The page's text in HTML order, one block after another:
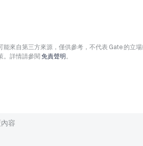
能來自第三方來源，僅供參考，不代表 Gate 的立
。詳情請參閱 免責聲明。